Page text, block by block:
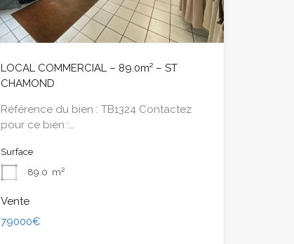
LOCAL COMMERCIAL – 89.0m² – ST
CHAMOND
Référence du bien : TB1324 Contactez
pour ce bien :…
Surface
89.0 m²
Vente
79000€